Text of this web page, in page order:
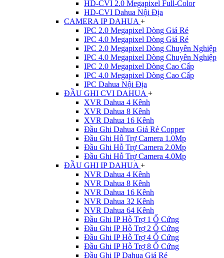
HD-CVI 2.0 Megapixel Full-Color
HD-CVI Dahua Nội Địa
CAMERA IP DAHUA +
IPC 2.0 Megapixel Dòng Giá Rẻ
IPC 4.0 Megapixel Dòng Giá Rẻ
IPC 2.0 Megapixel Dòng Chuyên Nghiệp
IPC 4.0 Megapixel Dòng Chuyên Nghiệp
IPC 2.0 Megapixel Dòng Cao Cấp
IPC 4.0 Megapixel Dòng Cao Cấp
IPC Dahua Nội Địa
ĐẦU GHI CVI DAHUA +
XVR Dahua 4 Kênh
XVR Dahua 8 Kênh
XVR Dahua 16 Kênh
Đầu Ghi Dahua Giá Rẻ Copper
Đầu Ghi Hỗ Trợ Camera 1.0Mp
Đầu Ghi Hỗ Trợ Camera 2.0Mp
Đầu Ghi Hỗ Trợ Camera 4.0Mp
ĐẦU GHI IP DAHUA +
NVR Dahua 4 Kênh
NVR Dahua 8 Kênh
NVR Dahua 16 Kênh
NVR Dahua 32 Kênh
NVR Dahua 64 Kênh
Đầu Ghi IP Hỗ Trợ 1 Ổ Cứng
Đầu Ghi IP Hỗ Trợ 2 Ổ Cứng
Đầu Ghi IP Hỗ Trợ 4 Ổ Cứng
Đầu Ghi IP Hỗ Trợ 8 Ổ Cứng
Đầu Ghi IP Dahua Giá Rẻ